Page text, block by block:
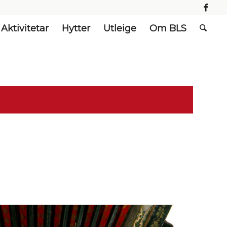
Aktivitetar Hytter Utleige Om BLS